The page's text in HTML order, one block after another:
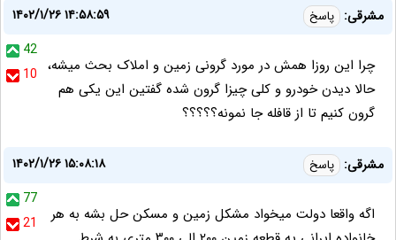
مشرقی: پاسخ
۱۴۰۲/۱/۲۶ ۱۴:۵۸:۵۹
42
10 چرا این روزا همش در مورد گرونی زمین و املاک بحث میشه،
حالا دیدن خودرو و کلی چیزا گرون شده گفتین این یکی هم
گرون کنیم تا از قافله جا نمونه؟؟؟؟؟
مشرقی: پاسخ
۱۴۰۲/۱/۲۶ ۱۵:۰۸:۱۸
77
21
اگه واقعا دولت میخواد مشکل زمین و مسکن حل بشه به هر